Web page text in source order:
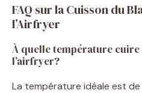
FAQ sur la Cuisson du
l’Airfryer
À quelle température
l’airfryer?
La température idéale est de